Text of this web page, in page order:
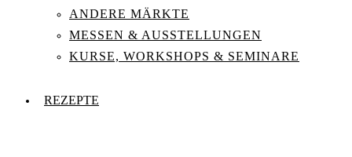
ANDERE MÄRKTE
MESSEN & AUSSTELLUNGEN
KURSE, WORKSHOPS & SEMINARE
REZEPTE